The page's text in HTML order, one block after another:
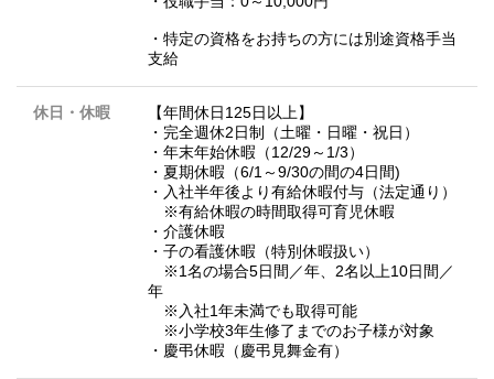
・特定の資格をお持ちの方には別途資格手当
支給
休日・休暇
【年間休日125日以上】
・完全週休2日制（土曜・日曜・祝日）
・年末年始休暇（12/29～1/3）
・夏期休暇（6/1～9/30の間の4日間)
・入社半年後より有給休暇付与（法定通り）
※有給休暇の時間取得可育児休暇
・介護休暇
・子の看護休暇（特別休暇扱い）
※1名の場合5日間／年、2名以上10日間／
年
※入社1年未満でも取得可能
※小学校3年生修了までのお子様が対象
・慶弔休暇（慶弔見舞金有）